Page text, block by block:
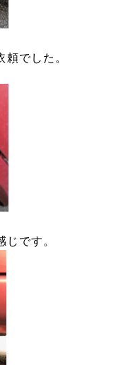
でした。
です。